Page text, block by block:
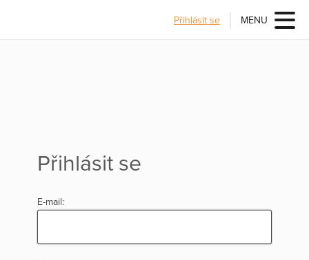
Přihlásit se MENU
Přihlásit se
E-mail: